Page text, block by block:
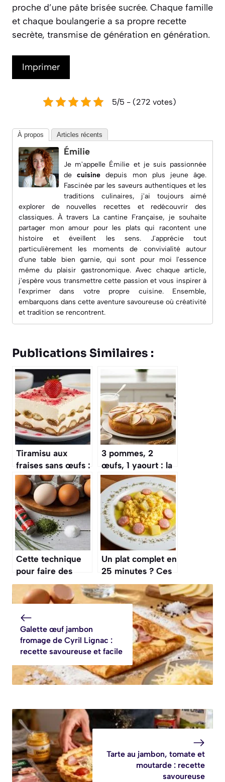
proche d’une pâte brisée sucrée. Chaque famille
et chaque boulangerie a sa propre recette
secrète, transmise de génération en génération.
Imprimer
5/5 - (272 votes)
À propos Articles récents
Émilie
Je m'appelle Émilie et je suis passionnée
decuisine depuis mon plus jeune âge.
Fascinée par les saveurs authentiques et les
traditions culinaires, j'ai toujours aimé
explorer de nouvelles recettes et redécouvrir des
classiques. À travers La cantine Française, je souhaite
partager mon amour pour les plats qui racontent une
histoire et éveillent les sens. J'apprécie tout
particulièrement les moments de convivialité autour
d'une table bien garnie, qui sont pour moi l'essence
même du plaisir gastronomique. Avec chaque article,
j'espère vous transmettre cette passion et vous inspirer à
l'exprimer dans votre propre cuisine. Ensemble,
embarquons dans cette aventure savoureuse où créativité
et tradition se rencontrent.
Publications Similaires :
Tiramisu aux
fraises sans œufs :
recette facile et
rapide
3 pommes, 2
œufs, 1 yaourt : la
recette du gâteau
aux pommes le
plus simple et le
plus rapide
Cette technique
pour faire des
« nuages » d’œufs
au four va bluffer
tous vos invités
pour le brunch
Un plat complet en
25 minutes ? Ces
œufs brouillés aux
saucisses et aux
pommes de terre
Galette œuf jambon
fromage de Cyril Lignac :
recette savoureuse et facile
Tarte au jambon, tomate et
moutarde : recette
savoureuse